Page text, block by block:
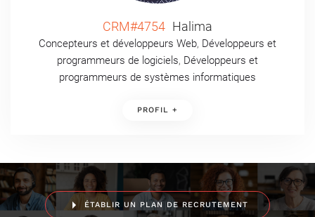
CRM#4754 Halima
Concepteurs et développeurs Web, Développeurs et
programmeurs de logiciels, Développeurs et
programmeurs de systèmes informatiques
PROFIL +
ÉTABLIR UN PLAN DE RECRUTEMENT